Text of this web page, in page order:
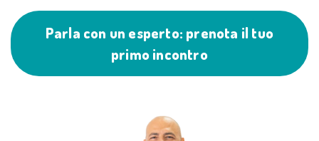
Parla con un esperto: prenota il tuo
primo incontro